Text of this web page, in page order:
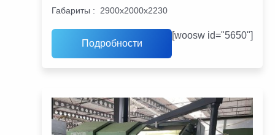
Габариты : 2900х2000х2230
Подробности
[woosw id="5650"]